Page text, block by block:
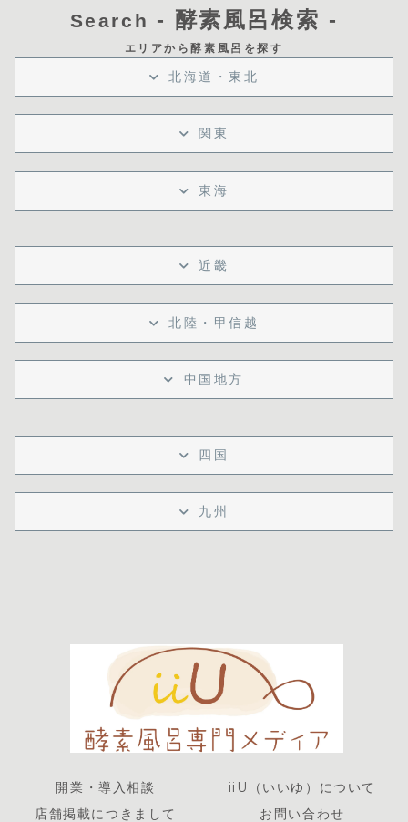
Search - 酵素風呂検索 -
エリアから酵素風呂を探す
北海道・東北
関東
東海
近畿
北陸・甲信越
中国地方
四国
九州
開業・導入相談
iiU（いいゆ）について
店舗掲載につきまして
お問い合わせ